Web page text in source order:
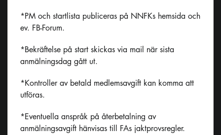
*PM och startlista publiceras på NNFKs hemsida och
ev. FB-Forum.
*Bekräftelse på start skickas via mail när sista
anmälningsdag gått ut.
*Kontroller av betald medlemsavgift kan komma att
utföras.
*Eventuella anspråk på återbetalning av
anmälningsavgift hänvisas till FAs jaktprovsregler.